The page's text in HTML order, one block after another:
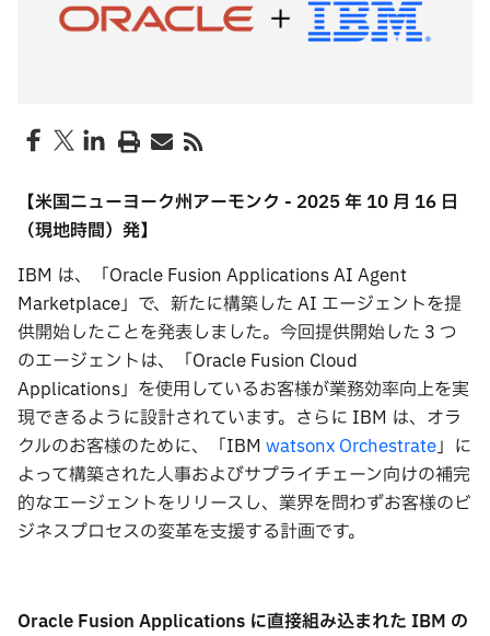
【⽶国ニューヨーク州アーモンク - 2025年10 ⽉ 16 ⽇
（現地時間）発】
IBM は、「Oracle Fusion Applications AI Agent
Marketplace」で、新たに構築した AI エージェントを提
供開始したことを発表しました。今回提供開始した 3 つ
のエージェントは、「Oracle Fusion Cloud
Applications」を使⽤しているお客様が業務効率向上を実
現できるように設計されています。さらに IBM は、オラ
クルのお客様のために、「IBM watsonx Orchestrate」に
よって構築された⼈事およびサプライチェーン向けの補完
的なエージェントをリリースし、業界を問わずお客様のビ
ジネスプロセスの変⾰を⽀援する計画です。
Oracle Fusion Applications に直接組み込まれた IBM の